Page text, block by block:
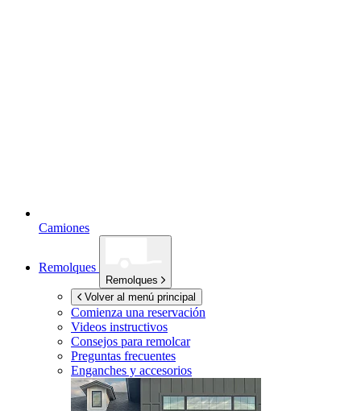
Camiones
Remolques
Remolques
Volver al menú principal
Comienza una reservación
Videos instructivos
Consejos para remolcar
Preguntas frecuentes
Enganches y accesorios